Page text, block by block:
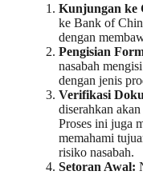
Kunjungan ke
ke Bank of
dengan
Pengisian
nasabah
dengan jenis
Verifikasi
diserahkan
Proses ini juga
memahami
risiko nasabah.
Setoran Awal: